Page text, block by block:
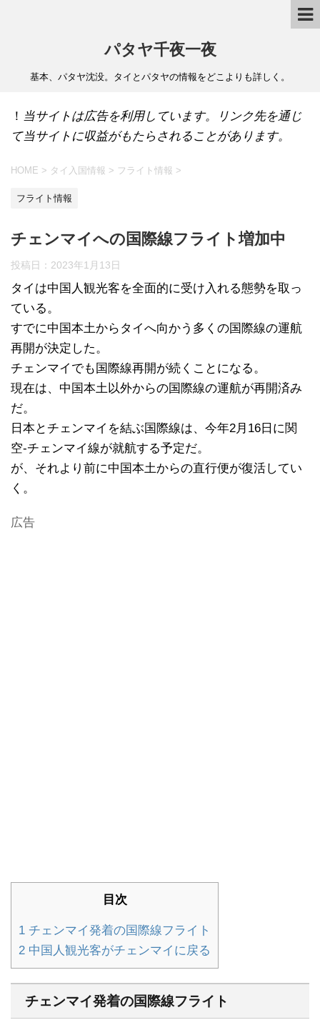
パタヤ千夜一夜
基本、パタヤ沈没。タイとパタヤの情報をどこよりも詳しく。
！ 当サイトは広告を利用しています。リンク先を通じ
て当サイトに収益がもたらされることがあります。
HOME > タイ入国情報 > フライト情報 >
フライト情報
チェンマイへの国際線フライト増加中
投稿日： 2023年1月13日
タイは中国人観光客を全面的に受け入れる態勢を取っ
ている。
すでに中国本土からタイへ向かう多くの国際線の運航
再開が決定した。
チェンマイでも国際線再開が続くことになる。
現在は、中国本土以外からの国際線の運航が再開済み
だ。
日本とチェンマイを結ぶ国際線は、今年2月16日に関
空-チェンマイ線が就航する予定だ。
が、それより前に中国本土からの直行便が復活してい
く。
広告
目次
1 チェンマイ発着の国際線フライト
2 中国人観光客がチェンマイに戻る
チェンマイ発着の国際線フライト